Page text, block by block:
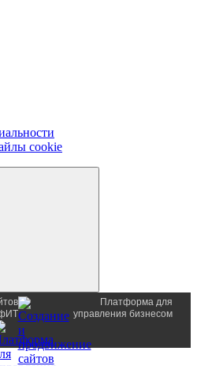
cookie
Платформа для
управления бизнесом